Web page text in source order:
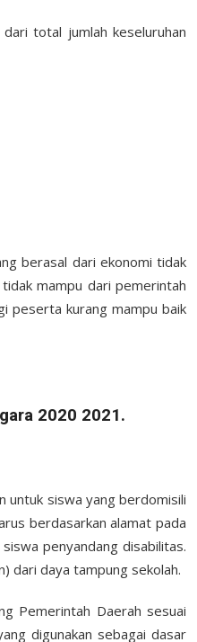
total jumlah keseluruhan
berasal dari ekonomi tidak
mampu dari pemerintah
peserta kurang mampu baik
2020 2021.
untuk siswa yang berdomisili
berdasarkan alamat pada
penyandang disabilitas.
dari daya tampung sekolah.
Pemerintah Daerah sesuai
digunakan sebagai dasar